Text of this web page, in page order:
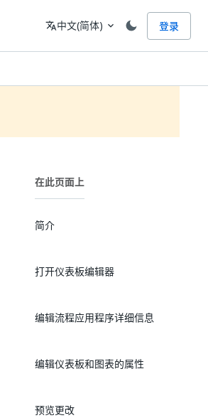
语言
translate中文(简体) expand_more 登录
在此页面上
简介
打开仪表板编辑器
编辑流程应用程序详细信息
编辑仪表板和图表的属性
预览更改